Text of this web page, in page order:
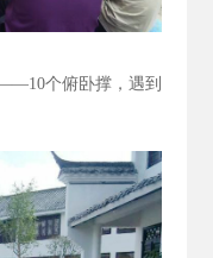
个俯卧撑，遇到